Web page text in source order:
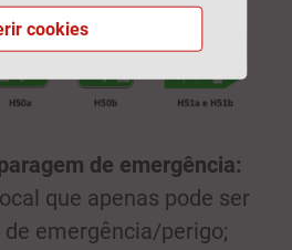
de emergência:
que apenas pode ser
emergência/perigo;
cookies